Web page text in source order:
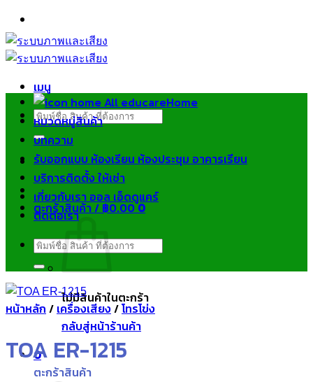
ข้าม
ไป
ยัง
เมนู
ค้นหา:
ตะกร้าสินค้า /฿0.000
ไม่มีสินค้าในตะกร้า
กลับสู่หน้าร้านค้า
0
ตะกร้าสินค้า
Home
หมวดหมู่สินค้า
บทความ
รับออกแบบ ห้องเรียน ห้องประชุม อาคารเรียน
บริการติดตั้ง ให้เช่า
เกี่ยวกับเรา ออล เอ็ดดูแคร์
ติดต่อเรา
ค้นหา:
หน้าหลัก / เครื่องเสียง/โทรโข่ง
TOA ER-1215